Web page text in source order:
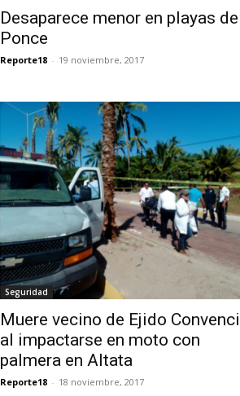
Desaparece menor en playas de
Ponce
Reporte18 - 19 noviembre, 2017
Seguridad
Muere vecino de Ejido
al impactarse en moto con
palmera en Altata
Reporte18 - 18 noviembre, 2017